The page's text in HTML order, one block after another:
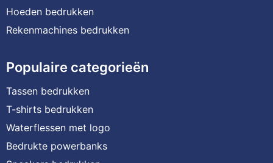
Hoeden bedrukken
Rekenmachines bedrukken
Populaire categorieën
Tassen bedrukken
T-shirts bedrukken
Waterflessen met logo
Bedrukte powerbanks